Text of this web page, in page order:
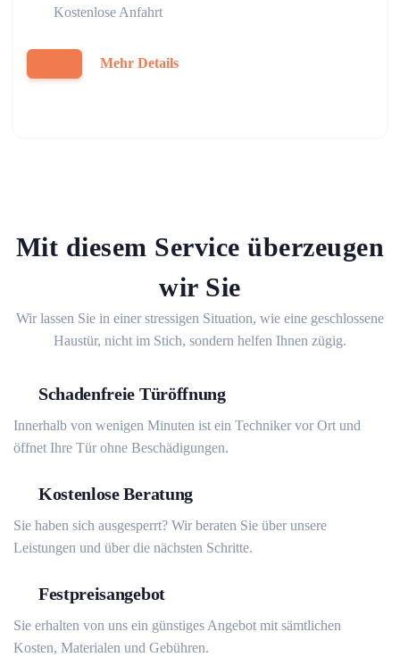
Kostenlose Anfahrt
Mehr Details
Mit diesem Service überzeugen
wir Sie
Wir lassen Sie in einer stressigen Situation, wie eine geschlossene
Haustür, nicht im Stich, sondern helfen Ihnen zügig.
Schadenfreie Türöffnung
Innerhalb von wenigen Minuten ist ein Techniker vor Ort und
öffnet Ihre Tür ohne Beschädigungen.
Kostenlose Beratung
Sie haben sich ausgesperrt? Wir beraten Sie über unsere
Leistungen und über die nächsten Schritte.
Festpreisangebot
Sie erhalten von uns ein günstiges Angebot mit sämtlichen
Kosten, Materialen und Gebühren.